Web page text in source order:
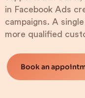
in Facebook Ads
campaigns. A
more qualified
Book an